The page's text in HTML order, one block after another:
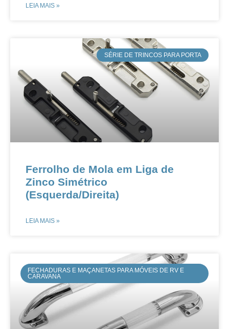
LEIA MAIS »
​SÉRIE DE TRINCOS PARA PORTA
​​​​Ferrolho de Mola em Liga de
Zinco Simétrico
(Esquerda/Direita)​​
LEIA MAIS »
FECHADURAS E MAÇANETAS PARA MÓVEIS DE RV E
CARAVANA